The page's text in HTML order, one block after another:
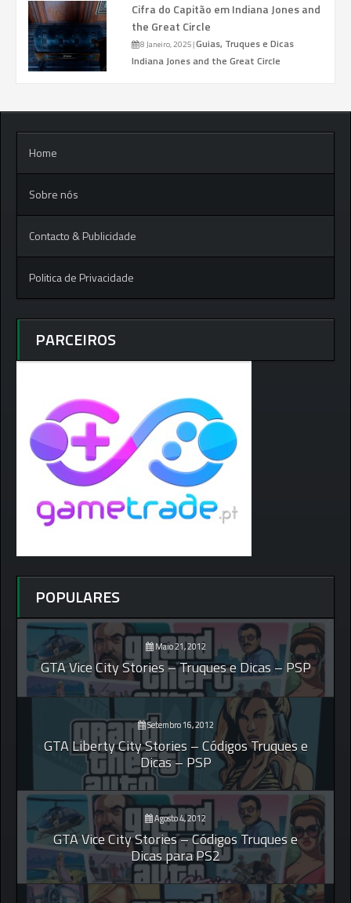
Cifra do Capitão em Indiana Jones and
the Great Circle
8 Janeiro, 2025|Guias, Truques e Dicas
Indiana Jones and the Great Circle
Home
Sobre nós
Contacto & Publicidade
Politica de Privacidade
PARCEIROS
POPULARES
Maio 21, 2012
GTA Vice City Stories – Truques e Dicas – PSP
Setembro 16, 2012
GTA Liberty City Stories – Códigos Truques e
Dicas – PSP
Agosto 4, 2012
GTA Vice City Stories – Códigos Truques e
Dicas para PS2